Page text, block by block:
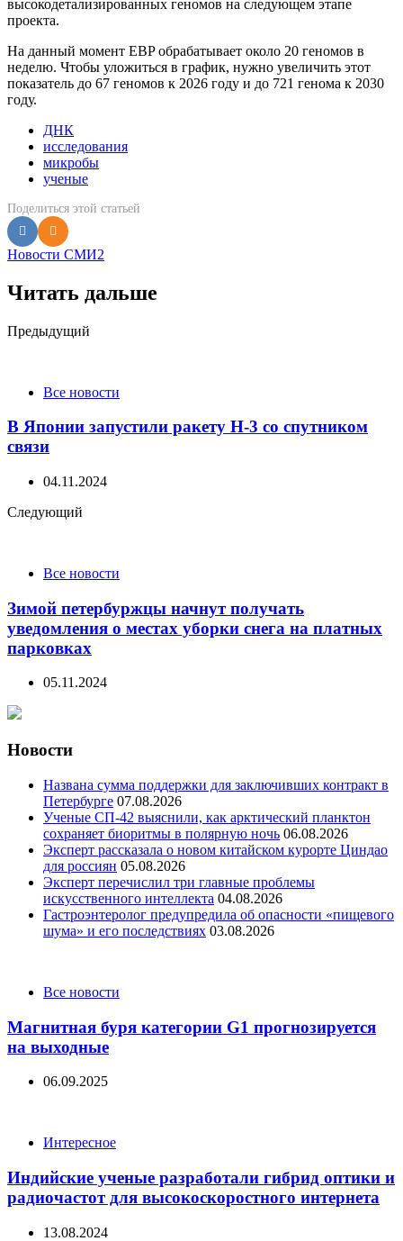
высокодетализированных геномов на следующем этапе
проекта.
На данный момент EBP обрабатывает около 20 геномов в
неделю. Чтобы уложиться в график, нужно увеличить этот
показатель до 67 геномов к 2026 году и до 721 генома к 2030
году.
ДНК
исследования
микробы
ученые
Поделиться этой статьей
Новости СМИ2
Читать дальше
Post
Предыдущий
Все новости
В Японии запустили ракету H-3 со спутником
связи
04.11.2024
Следующий
Все новости
Зимой петербуржцы начнут получать
уведомления о местах уборки снега на платных
парковках
05.11.2024
Новости
Названа сумма поддержки для заключивших контракт в
Петербурге 07.08.2026
Ученые СП-42 выяснили, как арктический планктон
сохраняет биоритмы в полярную ночь 06.08.2026
Эксперт рассказала о новом китайском курорте Циндао
для россиян 05.08.2026
Эксперт перечислил три главные проблемы
искусственного интеллекта 04.08.2026
Гастроэнтеролог предупредила об опасности «пищевого
шума» и его последствиях 03.08.2026
CategoriesВсе новости
Магнитная буря категории G1 прогнозируется
на выходные
06.09.2025
CategoriesИнтересное
Индийские ученые разработали гибрид оптики и
радиочастот для высокоскоростного интернета
13.08.2024